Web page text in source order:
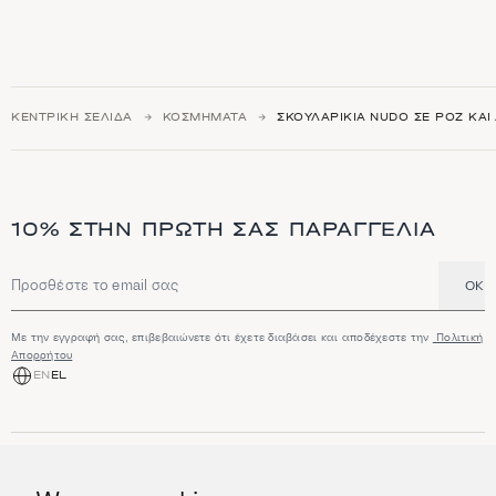
ΚΕΝΤΡΙΚΉ ΣΕΛΊΔΑ ΚΟΣΜΉΜΑΤΑ ΣΚΟΥΛΑΡΊΚΙΑ NUDO ΣΕ ΡΟΖ
10% ΣΤΗΝ ΠΡΏΤΗ ΣΑΣ ΠΑΡΑΓΓΕΛΊΑ
Διεύθυνση email OK
Με την εγγραφή σας, επιβεβαιώνετε ότι έχετε διαβάσει και αποδέχεστε την
Πολιτική
Απορρήτου
EN EL
Κοσμήματα